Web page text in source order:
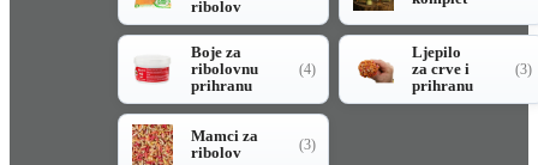
ribolov
Boje za
ribolovnu
prihranu
(4)
Ljepilo
za crve i
prihranu
(3)
Mamci za
ribolov
(3)